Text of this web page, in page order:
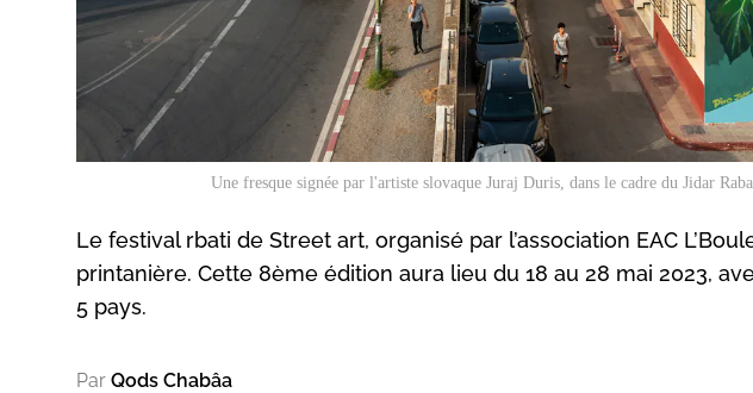
Une fresque signée par l'artiste slovaque Juraj Duris, dans le cadre du Jidar
Le festival rbati de Street art, organisé par l’association EAC
printanière. Cette 8ème édition aura lieu du 18 au 28 mai 2023,
5 pays.
Par Qods Chabâa